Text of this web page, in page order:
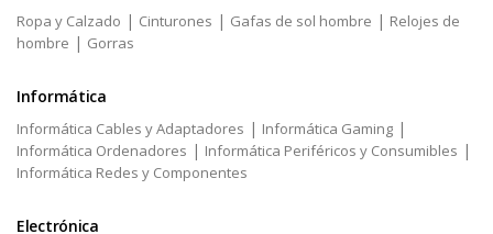
Ropa y Calzado | Cinturones | Gafas de sol hombre | Relojes de
hombre | Gorras
Informática
Informática Cables y Adaptadores | Informática Gaming |
Informática Ordenadores | Informática Periféricos y Consumibles |
Informática Redes y Componentes
Electrónica